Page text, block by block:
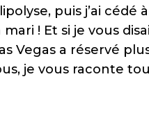
puis j’ai cédé
! Et si je vous
Vegas a réservé
je vous raconte